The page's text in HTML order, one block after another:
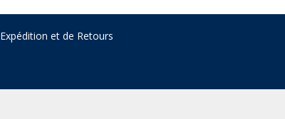
Expédition et de Retours